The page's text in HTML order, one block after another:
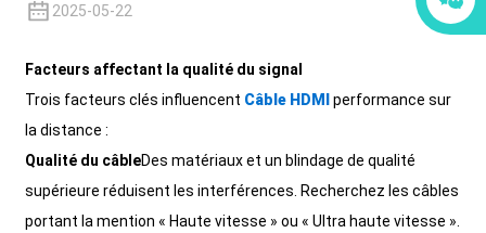
+86 15118299221
2025-05-22
Facteurs affectant la qualité du signal
Trois facteurs clés influencent Câble HDMI
performance sur
la distance :
Qualité du câbleDes matériaux et un blindage de qualité
supérieure réduisent les interférences. Recherchez les câbles
portant la mention « Haute vitesse » ou « Ultra haute vitesse ».